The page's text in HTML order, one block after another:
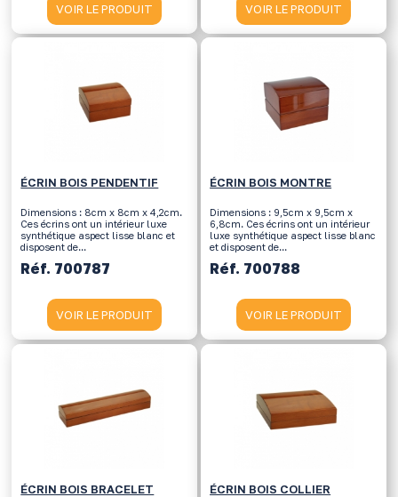
VOIR LE PRODUIT VOIR LE PRODUIT
ÉCRIN BOIS PENDENTIF
Dimensions : 8cm x 8cm x 4,2cm.
Ces écrins ont un intérieur luxe
synthétique aspect lisse blanc et
disposent de...
Réf. 700787
VOIR LE PRODUIT
ÉCRIN BOIS MONTRE
Dimensions : 9,5cm x 9,5cm x
6,8cm. Ces écrins ont un intérieur
luxe synthétique aspect lisse blanc
et disposent de...
Réf. 700788
VOIR LE PRODUIT
ÉCRIN BOIS BRACELET ÉCRIN BOIS COLLIER